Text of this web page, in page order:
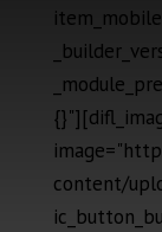
content/